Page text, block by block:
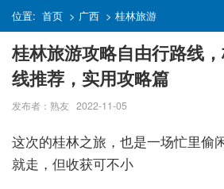
位置: 首页 > 广西 > 桂林旅游
桂林旅游攻略自由行路线
线推荐，实用攻略篇
发布者：熟友 2022-11-05
这次的桂林之旅，也是一场忙里偷
就走，但收获可不小